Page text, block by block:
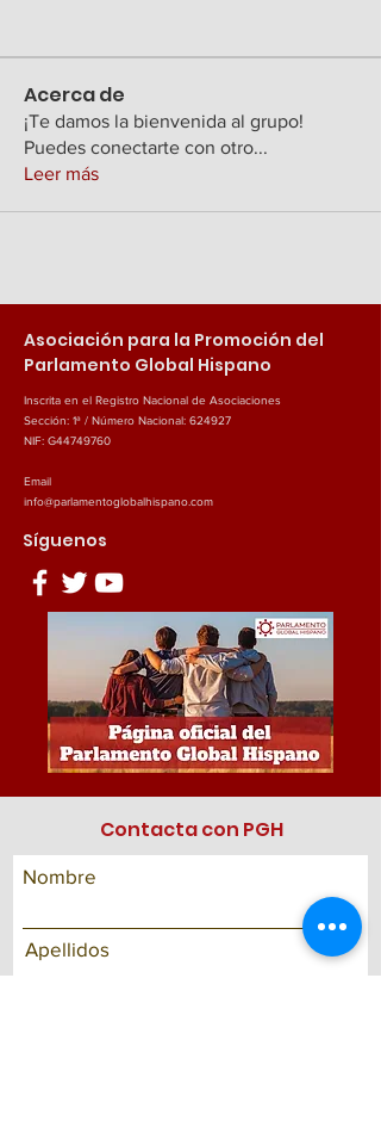
Acerca de
¡Te damos la bienvenida al grupo!
Puedes conectarte con otro...
Leer más
Asociación para la Promoción del
Parlamento Global Hispano
Inscrita en el Registro Nacional de Asociaciones
Sección: 1ª / Número Nacional: 624927
NIF: G44749760
Email
info@parlamentoglobalhispano.com
Síguenos
Contacta con PGH
Nombre
Apellidos